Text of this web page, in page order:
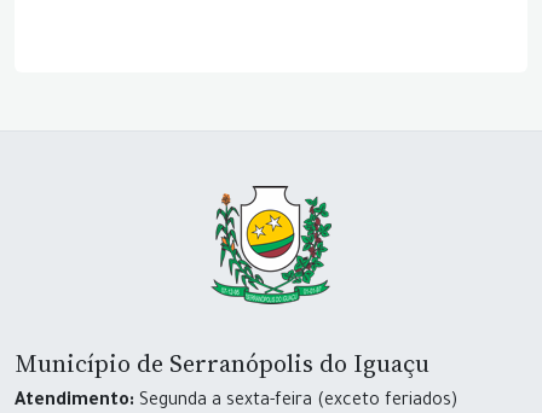
Município de Serranópolis do Iguaçu
Atendimento: Segunda a sexta-feira (exceto feriados)